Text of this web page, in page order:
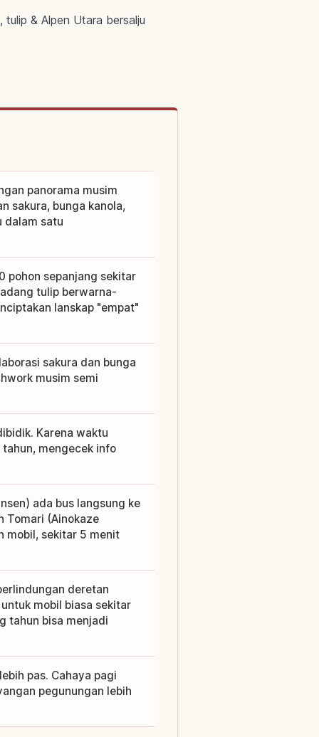
& Alpen Utara bersalju
panorama musim
sakura, bunga kanola,
dalam satu
pohon sepanjang sekitar
tulip berwarna-
lanskap "empat"
sakura dan bunga
musim semi
Karena waktu
mengecek info
ada bus langsung ke
Tomari (Ainokaze
mobil, sekitar 5 menit
deretan
mobil biasa sekitar
tahun bisa menjadi
pas. Cahaya pagi
pegunungan lebih